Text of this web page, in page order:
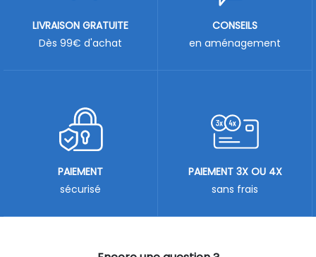
LIVRAISON GRATUITE
Dès 99€ d'achat
CONSEILS
en aménagement
PAIEMENT
sécurisé
PAIEMENT 3X OU 4X
sans frais